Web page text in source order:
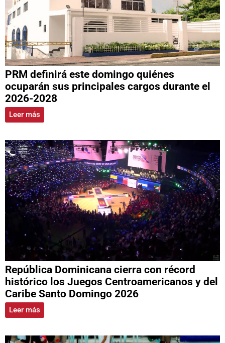
PRM definirá este domingo quiénes
ocuparán sus principales cargos durante el
2026-2028
Leer más
República Dominicana cierra con récord
histórico los Juegos Centroamericanos y del
Caribe Santo Domingo 2026
Leer más